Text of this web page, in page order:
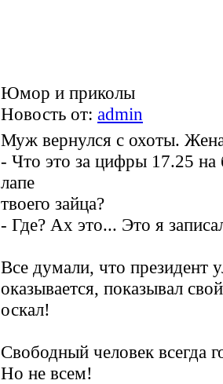
Юмор и приколы
Новость от: admin
Муж вернулся с охоты.
- Что это за цифры 17.25 на
лапе
твоего зайца?
- Где? Ах это... Это я
Все думали, что президент
оказывается, показывал свой
оскал!
Свободный человек всегда
Но не всем!